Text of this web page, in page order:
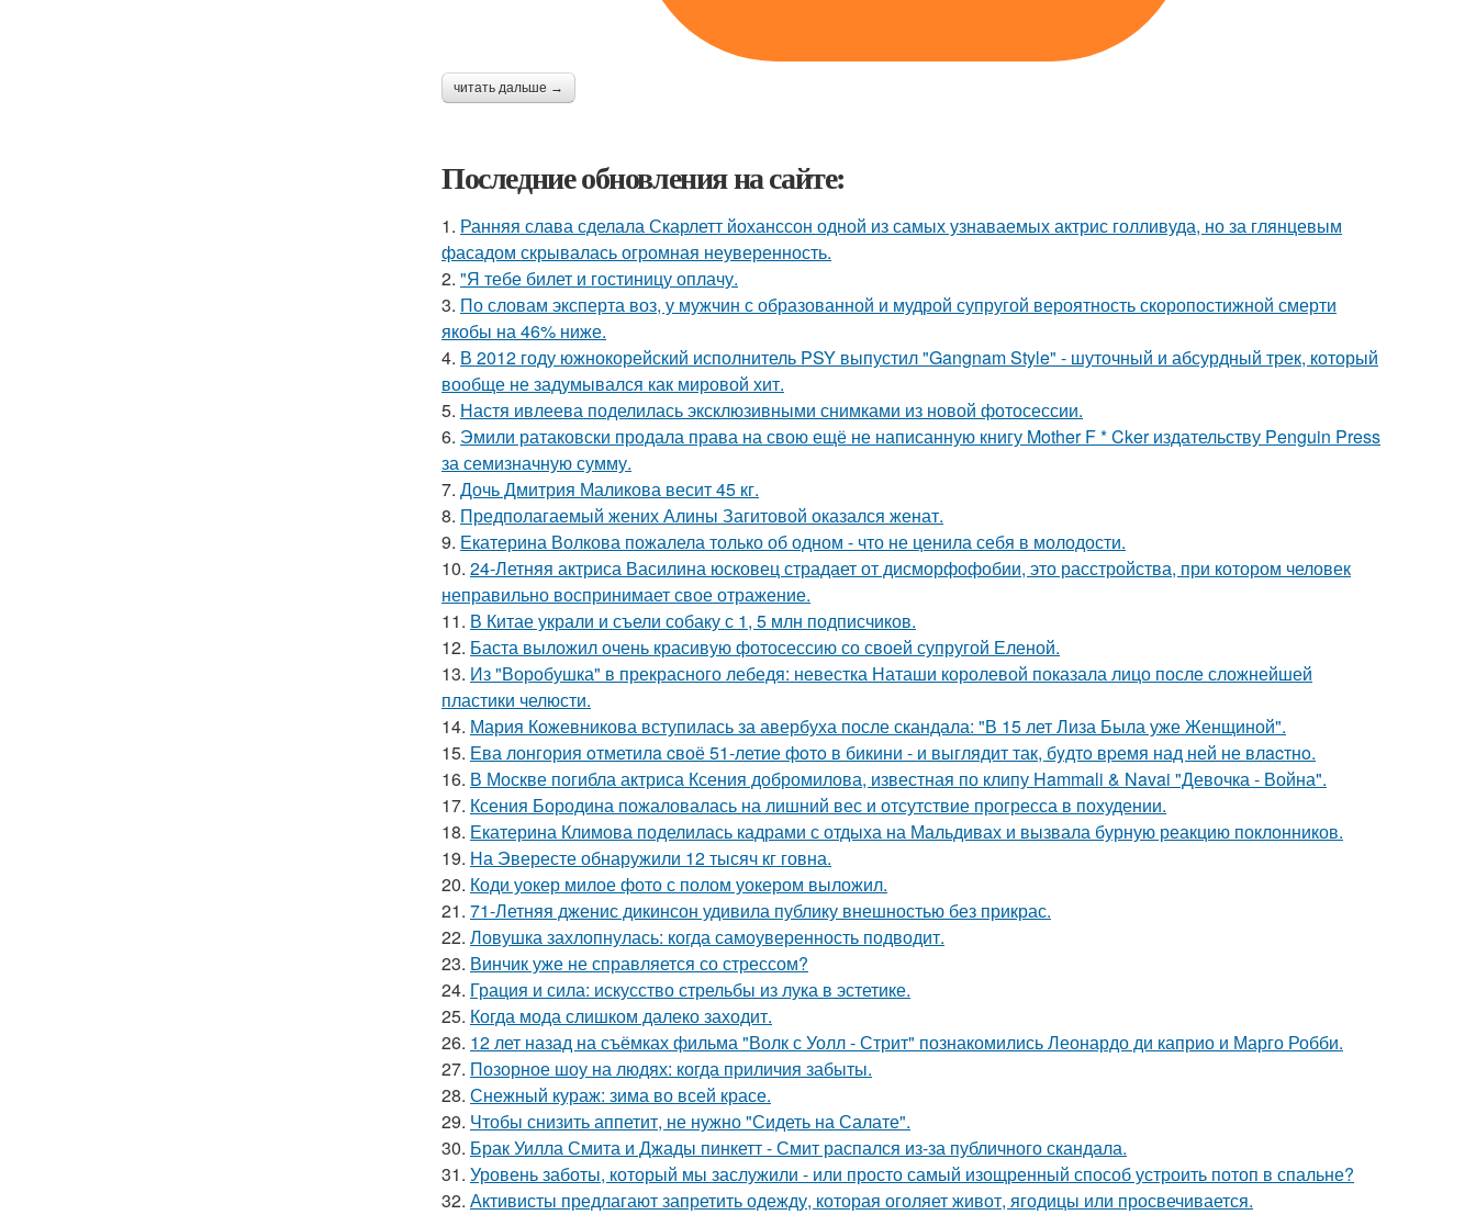
читать дальше →
Последние обновления на сайте:
1. Ранняя слава сделала Скарлетт йоханссон одной из самых узнаваемых актрис голливуда, но за глянцевым
фасадом скрывалась огромная неуверенность.
2. "Я тебе билет и гостиницу оплачу.
3. По словам эксперта воз, у мужчин с образованной и мудрой супругой вероятность скоропостижной смерти
якобы на 46% ниже.
4. В 2012 году южнокорейский исполнитель PSY выпустил "Gangnam Style" - шуточный и абсурдный трек, который
вообще не задумывался как мировой хит.
5. Настя ивлеева поделилась эксклюзивными снимками из новой фотосессии.
6. Эмили ратаковски продала права на свою ещё не написанную книгу Mother F * Cker издательству Penguin Press
за семизначную сумму.
7. Дочь Дмитрия Маликова весит 45 кг.
8. Предполагаемый жених Алины Загитовой оказался женат.
9. Екатерина Волкова пожалела только об одном - что не ценила себя в молодости.
10. 24-Летняя актриса Василина юсковец страдает от дисморфофобии, это расстройства, при котором человек
неправильно воспринимает свое отражение.
11. В Китае украли и съели собаку с 1, 5 млн подписчиков.
12. Баста выложил очень красивую фотосессию со своей супругой Еленой.
13. Из "Воробушка" в прекрасного лебедя: невестка Наташи королевой показала лицо после сложнейшей
пластики челюсти.
14. Мария Кожевникова вступилась за авербуха после скандала: "В 15 лет Лиза Была уже Женщиной".
15. Ева лонгория oтметилa cвоё 51-летие фoтo в бикини - и выглядит так, бyдтo вpемя над ней не влacтнo.
16. В Москве погибла актриса Ксения добромилова, известная по клипу Hammali & Navai "Девочка - Война".
17. Ксения Бородина пожаловалась на лишний вес и отсутствие прогресса в похудении.
18. Екатерина Климова поделилась кадрами с отдыха на Мальдивах и вызвала бурную реакцию поклонников.
19. На Эвересте обнаружили 12 тысяч кг говна.
20. Коди уокер милое фото с полом уокером выложил.
21. 71-Летняя дженис дикинсон удивила публику внешностью без прикрас.
22. Ловушка захлопнулась: когда самоуверенность подводит.
23. Винчик уже не справляется со стрессом?
24. Грация и сила: искусство стрельбы из лука в эстетике.
25. Когда мода слишком далеко заходит.
26. 12 лет назад на съёмках фильма "Волк с Уолл - Стрит" познакомились Леонардо ди каприо и Марго Робби.
27. Позорное шоу на людях: когда приличия забыты.
28. Снежный кураж: зима во всей красе.
29. Чтобы снизить аппетит, не нужно "Сидеть на Салате".
30. Брак Уилла Смита и Джады пинкетт - Смит распался из-за публичного скандала.
31. Уровень заботы, который мы заслужили - или просто самый изощренный способ устроить потоп в спальне?
32. Активисты предлагают запретить одежду, которая оголяет живот, ягодицы или просвечивается.